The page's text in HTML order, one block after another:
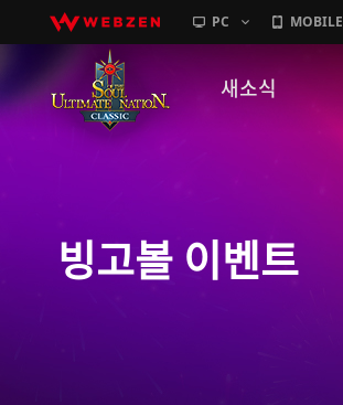
PC MOBILE
새소식
GM노트
이벤트
빙고볼 이벤트